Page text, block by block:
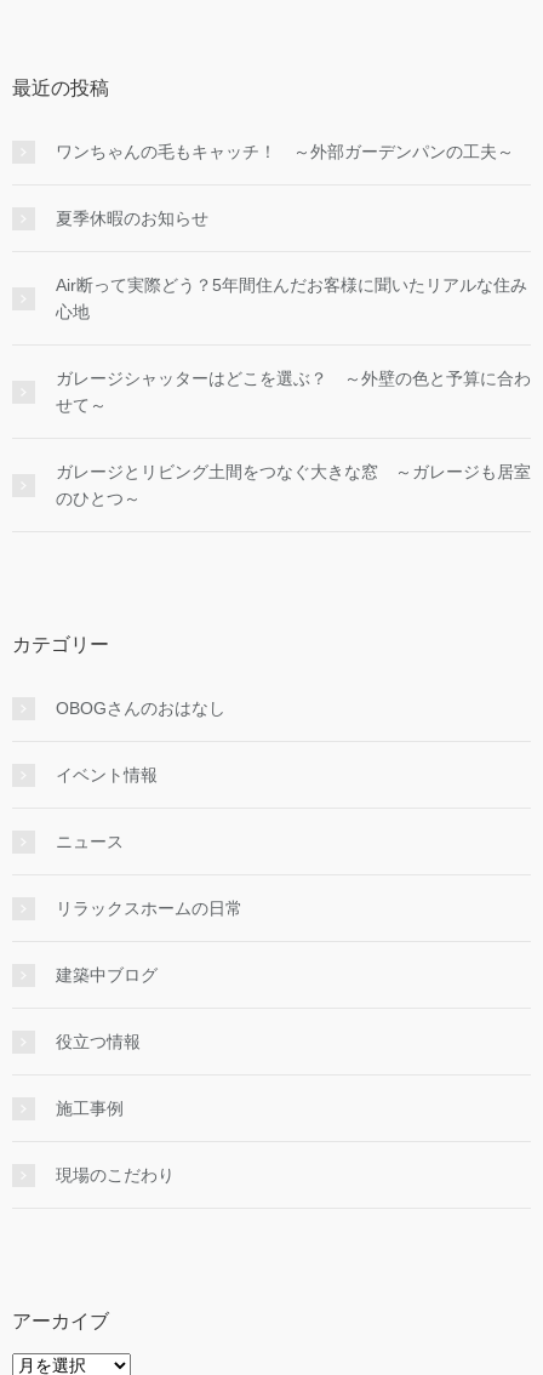
最近の投稿
ワンちゃんの毛もキャッチ！ ～外部ガーデンパンの工夫～
夏季休暇のお知らせ
Air断って実際どう？5年間住んだお客様に聞いたリアルな住み
心地
ガレージシャッターはどこを選ぶ？ ～外壁の色と予算に合わ
せて～
ガレージとリビング土間をつなぐ大きな窓 ～ガレージも居室
のひとつ～
カテゴリー
OBOGさんのおはなし
イベント情報
ニュース
リラックスホームの日常
建築中ブログ
役立つ情報
施工事例
現場のこだわり
アーカイブ
ア